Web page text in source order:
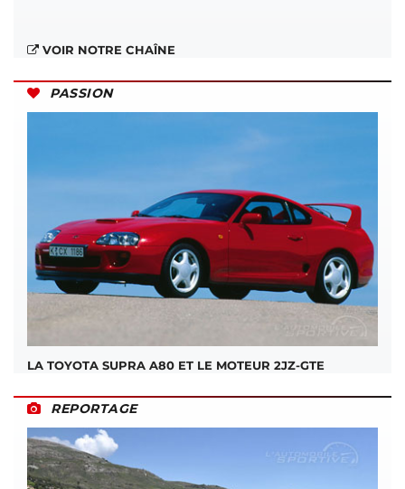
VOIR NOTRE CHAÎNE
PASSION
LA TOYOTA SUPRA A80 ET LE MOTEUR 2JZ-GTE
REPORTAGE